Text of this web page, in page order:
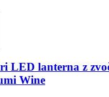
LED lanterna z
Wine